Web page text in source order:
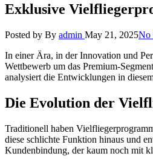
Exklusive
Posted by By admin May 21, 2025No
In einer Ära, in der Innovation und
Wettbewerb um das Premium-
analysiert die Entwicklungen in
Die Evolution der
Traditionell haben
diese schlichte Funktion hinaus und
Kundenbindung, der kaum noch mit